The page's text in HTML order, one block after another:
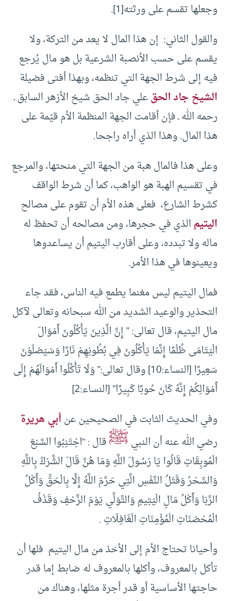
وجعلها تقسم على ورثته[1].
والقول الثاني: إن هذا المال لا يعد من التركة، ولا
يقسم على حسب الأنصبة الشرعية بل هو مال يُرجع
فيه إلى شرط الجهة التي تنظمه، وبهذا أفتى فضيلة
الشيخ جاد الحقعلي جاد الحق شيخ الأزهر السابق ـ
رحمه الله ـ فإن أقامت الجهة المنظمة الأم قيّمة على
هذا المال. وهذا الذي أراه راجحا.
وعلى هذا فالمال هبة من الجهة التي منحتها، والمرجع
في تقسيم الهبة هو الواهب، كما أن شرط الواقف
كشرط الشارع، فعلى هذه الأم أن تقوم على مصالح
اليتيمالذي في حجرها، ومن مصالحه أن تحفظ له
ماله ولا تبدده، وعلى أقارب اليتيم أن يساعدوها
ويعينوها في هذا الأمر.
فمال اليتيم ليس مغنما يطمع فيه الناس، فقد جاء
التحذير والوعيد الشديد من الله سبحانه وتعالى لآكل
مال اليتيم، قال تعالى: ” إِنَّ الَّذِينَ يَأْكُلُونَ أَمْوَالَ
الْيَتَامَى ظُلْمًا إِنَّمَا يَأْكُلُونَ فِي بُطُونِهِمْ نَارًا وَسَيَصْلَوْنَ
سَعِيرًا [النساء:10] وقال تعالى:” وَلَا تَأْكُلُوا أَمْوَالَهُمْ إِلَى
أَمْوَالِكُمْ إِنَّهُ كَانَ حُوبًا كَبِيرًا” [النساء:2]
وفي الحديث الثابت في الصحيحين عنأبي هريرة
رضي الله عنه أن النبيﷺقال : “اجْتَنِبُوا السَّبْعَ
الْمُوبِقَاتِ قَالُوا يَا رَسُولَ اللَّهِ وَمَا هُنَّ قَالَ الشِّرْكُ بِاللَّهِ
وَالسِّحْرُ وَقَتْلُ النَّفْسِ الَّتِي حَرَّمَ اللَّهُ إِلَّا بِالْحَقِّ وَأَكْلُ
الرِّبَا وَأَكْلُ مَالِ الْيَتِيمِ وَالتَّوَلِّي يَوْمَ الزَّحْفِ وَقَذْفُ
الْمُحْصَنَاتِ الْمُؤْمِنَاتِ الْغَافِلَاتِ .
وأحيانا تحتاج الأم إلى الأخذ من مال اليتيم فلها أن
تأكل بالمعروف، وأكلها بالمعروف له ضابط إما قدر
حاجتها الأساسية أو قدر أجرة مثلها، وهناك من